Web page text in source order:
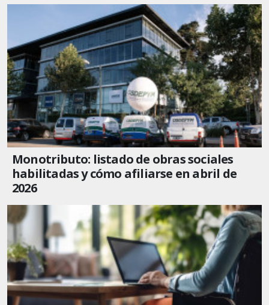
Monotributo: listado de obras sociales
habilitadas y cómo afiliarse en abril de
2026